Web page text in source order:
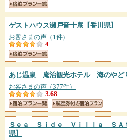
ゲストハウス瀬戸音十庵 【香川県】
お客さまの声（1件）
4
あじ温泉 庵治観光ホテル 海のやど
お客さまの声（377件）
3.68
Ｓｅａ Ｓｉｄｅ Ｖｉｌｌａ ＳＡ
県】